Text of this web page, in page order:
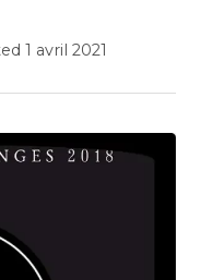
1 avril 2021